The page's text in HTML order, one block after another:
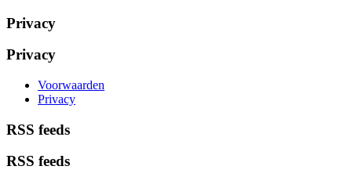
Privacy
Privacy
Voorwaarden
Privacy
RSS feeds
RSS feeds